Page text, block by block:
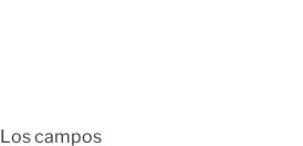
Los campos